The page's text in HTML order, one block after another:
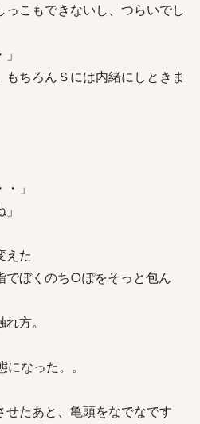
こもできないし、つらいでし
もちろんＳには内緒にしときま
」
えた
でぼくのち○ぽをそっと包ん
方。
なった。。
たあと、亀頭をなでなです